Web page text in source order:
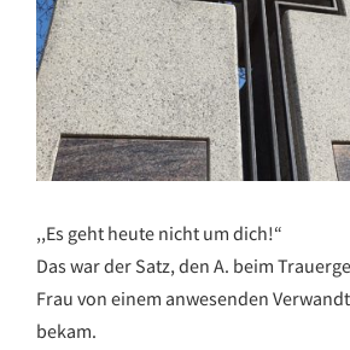
,,Es geht heute nicht um dich!“
Das war der Satz, den A. beim
Frau von einem anwesenden
bekam.